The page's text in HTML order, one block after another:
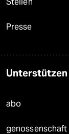
Presse
Unterstützen
abo
genossenschaft